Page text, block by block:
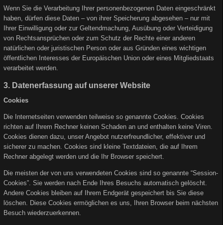
Wenn Sie die Verarbeitung Ihrer personenbezogenen Daten eingeschränkt
haben, dürfen diese Daten – von ihrer Speicherung abgesehen – nur mit
Ihrer Einwilligung oder zur Geltendmachung, Ausübung oder Verteidigung
von Rechtsansprüchen oder zum Schutz der Rechte einer anderen
natürlichen oder juristischen Person oder aus Gründen eines wichtigen
öffentlichen Interesses der Europäischen Union oder eines Mitgliedstaats
verarbeitet werden.
3. Datenerfassung auf unserer Website
Cookies
Die Internetseiten verwenden teilweise so genannte Cookies. Cookies
richten auf Ihrem Rechner keinen Schaden an und enthalten keine Viren.
Cookies dienen dazu, unser Angebot nutzerfreundlicher, effektiver und
sicherer zu machen. Cookies sind kleine Textdateien, die auf Ihrem
Rechner abgelegt werden und die Ihr Browser speichert.
Die meisten der von uns verwendeten Cookies sind so genannte “Session-
Cookies”. Sie werden nach Ende Ihres Besuchs automatisch gelöscht.
Andere Cookies bleiben auf Ihrem Endgerät gespeichert bis Sie diese
löschen. Diese Cookies ermöglichen es uns, Ihren Browser beim nächsten
Besuch wiederzuerkennen.